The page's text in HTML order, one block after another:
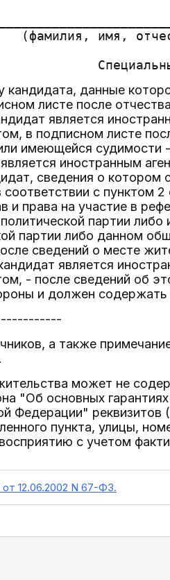
(фамилия, имя,
кандидата, данные
листе после
является
в подписном листе
имеющейся судимости
иностранным
сведения о котором
соответствии с пунктом
и права на участие в
партии
партии либо данном
сведений о месте
является
- после сведений об
и должен содержать
а также
может не
"Об основных
Федерации" реквизитов
пункта, улицы,
с учетом
12.06.2002 N 67-ФЗ.